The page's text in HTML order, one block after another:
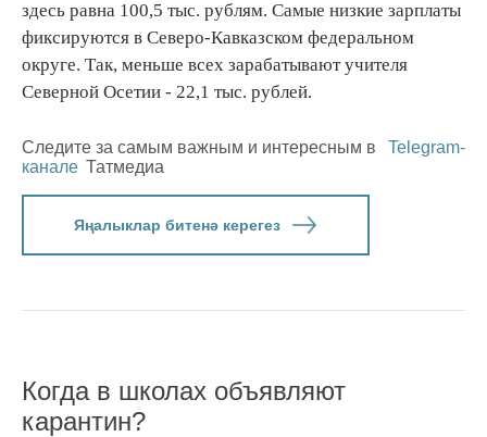
здесь равна 100,5 тыс. рублям. Самые низкие зарплаты
фиксируются в Северо-Кавказском федеральном
округе. Так, меньше всех зарабатывают учителя
Северной Осетии - 22,1 тыс. рублей.
Следите за самым важным и интересным в
Telegram-
канале Татмедиа
Яңалыклар битенә керегез
Когда в школах объявляют
карантин?